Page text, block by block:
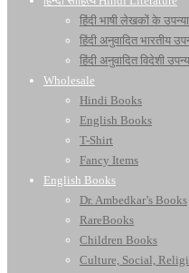
हिंदी भाषी लेखकों के
हिंदी अनुवादित भारतीय
हिंदी अनुवादित विदेशी
Wholesale
Hindi Books
English Books
T-Shirt
Fancy Items
English Books
Dr. Ambedkar’s Books
RareBooks
Children Books
Culture, Social,